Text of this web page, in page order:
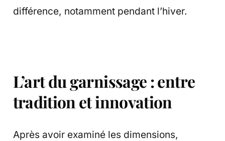
différence, notamment pendant l’hiver.
L’art du garnissage : entre
tradition et innovation
Après avoir examiné les dimensions,